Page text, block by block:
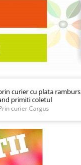
curier cu plata ramburs
primiti coletul
curier Cargus